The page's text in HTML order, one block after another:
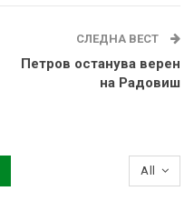
СЛЕДНА ВЕСТ
Петров останува верен
на Радовиш
All